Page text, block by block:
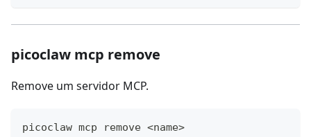
picoclaw mcp remove
Remove um servidor MCP.
picoclaw mcp remove <name>